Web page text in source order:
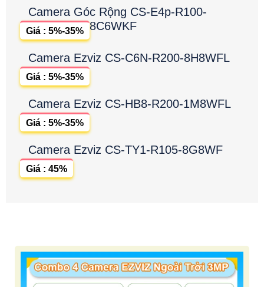
Camera Góc Rộng CS-E4p-R100-
8C6WKF
Giá : 5%-35%
Camera Ezviz CS-C6N-R200-8H8WFL
Giá : 5%-35%
Camera Ezviz CS-HB8-R200-1M8WFL
Giá : 5%-35%
Camera Ezviz CS-TY1-R105-8G8WF
Giá : 45%